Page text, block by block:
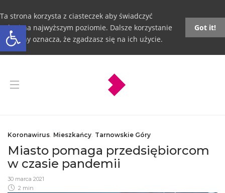
Otwórz pasek narzędzi
Ta strona korzysta z ciasteczek aby świadczyć
usługi na najwyższym poziomie. Dalsze korzystanie
ze strony oznacza, że zgadzasz się na ich użycie.
Got it!
Koronawirus, Mieszkańcy, Tarnowskie Góry
Miasto pomaga przedsiębiorcom
w czasie pandemii
30 marca 2021
2 min